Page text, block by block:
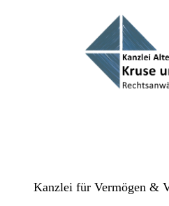
Kanzlei für Vermögen &